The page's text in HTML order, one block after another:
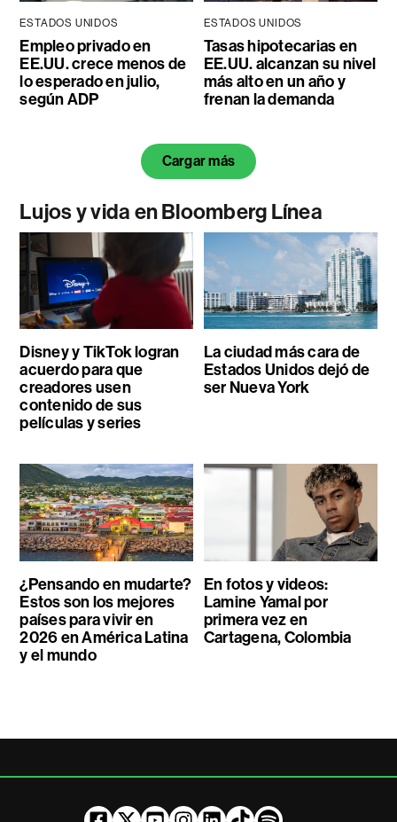
ESTADOS UNIDOS
Empleo privado en
EE.UU. crece menos de
lo esperado en julio,
según ADP
ESTADOS UNIDOS
Tasas hipotecarias en
EE.UU. alcanzan su nivel
más alto en un año y
frenan la demanda
Cargar más
Lujos y vida en Bloomberg Línea
Disney y TikTok logran
acuerdo para que
creadores usen
contenido de sus
películas y series
La ciudad más cara de
Estados Unidos dejó de
ser Nueva York
¿Pensando en mudarte?
Estos son los mejores
países para vivir en
2026 en América Latina
y el mundo
En fotos y videos:
Lamine Yamal por
primera vez en
Cartagena, Colombia